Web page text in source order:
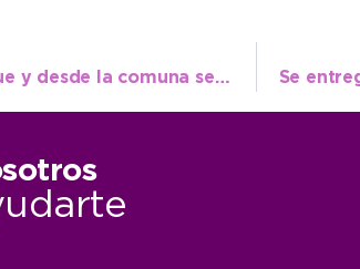
Veinte cipreses fueron robados del Parque y desde la comuna se llama a concientizar